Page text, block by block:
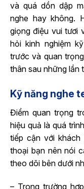
và quá dồn dập
nghe hay không.
giọng điệu vui tươi
hỏi kinh nghiệm
trước và quan
thân sau những lần
Kỹ năng nghe
Điểm quan trọng
hiệu quả là quá
tiếp cận với
thoại bạn nên nói
theo dõi bên dưới
– Trong trường